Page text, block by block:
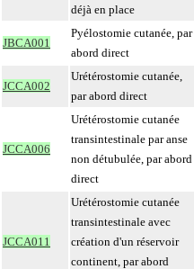
déjà en place
JBCA001
Pyélostomie cutanée, par
abord direct
JCCA002
Urétérostomie cutanée,
par abord direct
JCCA006
Urétérostomie cutanée
transintestinale par anse
non détubulée, par abord
direct
JCCA011
Urétérostomie cutanée
transintestinale avec
création d'un réservoir
continent, par abord